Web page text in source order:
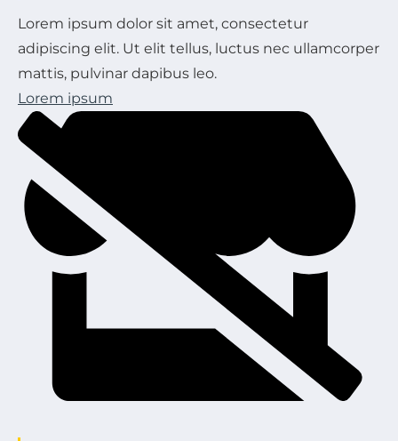
Lorem ipsum dolor sit amet, consectetur
adipiscing elit. Ut elit tellus, luctus nec ullamcorper
mattis, pulvinar dapibus leo.
Lorem ipsum